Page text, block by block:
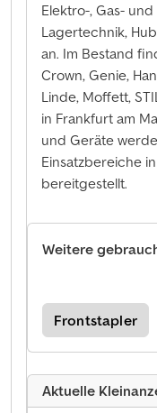
Elektro-, Gas-
Lagertechnik,
an. Im Bestand
Crown, Genie,
Linde, Moffett,
in Frankfurt am
und Geräte
Einsatzbereiche
bereitgestellt.
Weitere
Frontstapler
Aktuelle